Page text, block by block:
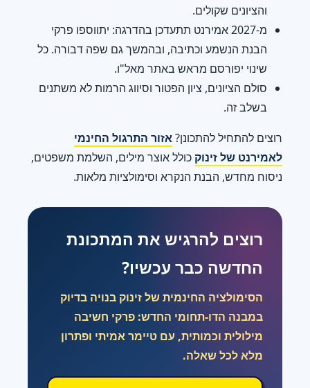
והציונים שקולים.
מ-2027 אמירנט תתעדכן בהדרגה: יתווספו פרקי
הבנת הנשמע וכתיבה, ובהמשך גם שפה דבורה. כל
שינוי יפורסם מראש באתר מאל"ו.
סולם הציונים, ציון הפטור וסיווג הרמות לא משתנים
בשלב זה.
רוצים להתחיל להתכונן?אזור התרגול החינמי
לאמירנט של זינוק כולל אוצר מילים, השלמת משפטים,
ניסוח מחדש, הבנת הנקרא וסימולציות מלאות.
רוצים להרגיש את המתכונת
החדשה כבר עכשיו?
הסימולציה החינמית של זינוק בנויה בדיוק
במבנה הדו-תחומי החדש: פרקי חשיבה
מילולית וכמותית, עם טיימר אמיתי ופתרון
מלא לכל שאלה.